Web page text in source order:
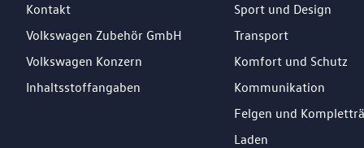
Kontakt
Volkswagen Zubehör GmbH
Volkswagen Konzern
Inhaltsstoffangaben
Sport und Design
Transport
Komfort und Schutz
Kommunikation
Felgen und
Laden